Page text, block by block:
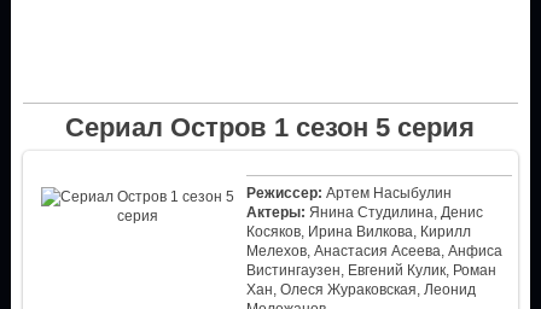
Сериал Остров 1 сезон 5 серия
Режиссер: Артем Насыбулин
Актеры: Янина Студилина, Денис
Косяков, Ирина Вилкова, Кирилл
Мелехов, Анастасия Асеева, Анфиса
Вистингаузен, Евгений Кулик, Роман
Хан, Олеся Жураковская, Леонид